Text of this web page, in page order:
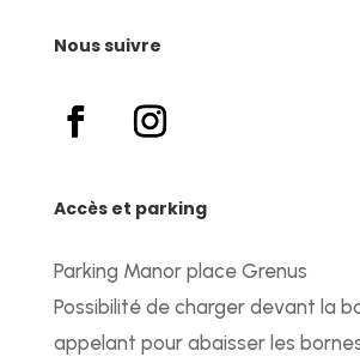
Nous suivre
Accès et parking
Parking Manor place Grenus
Possibilité de charger devant la
appelant pour abaisser les